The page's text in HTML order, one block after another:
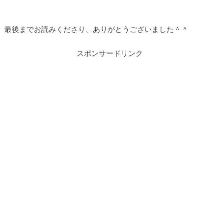
最後までお読みくださり、ありがとうございました＾＾
スポンサードリンク